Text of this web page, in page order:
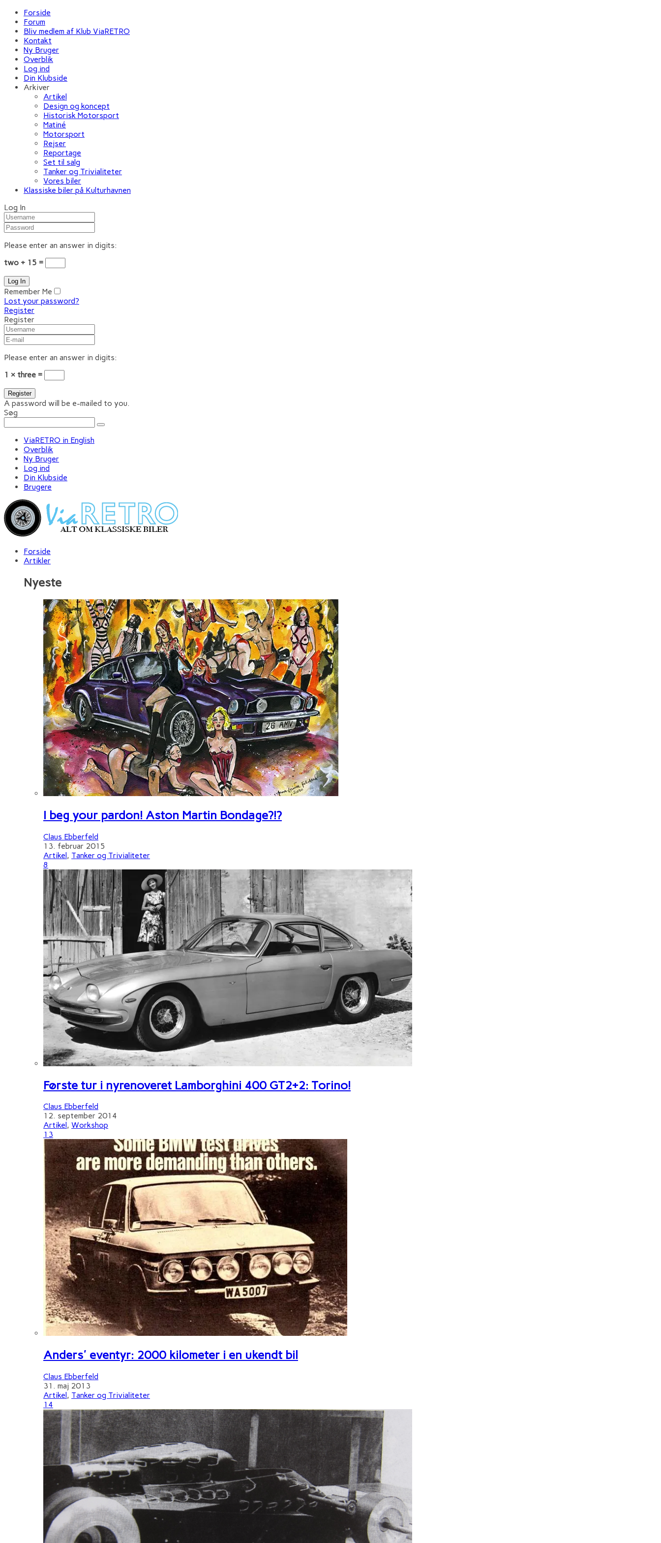
Forside
Forum
Bliv medlem af Klub ViaRETRO
Kontakt
Ny Bruger
Overblik
Log ind
Din Klubside
Arkiver
Artikel
Design og koncept
Historisk Motorsport
Matiné
Motorsport
Rejser
Reportage
Set til salg
Tanker og Trivialiteter
Vores biler
Klassiske biler på Kulturhavnen
Log In
Please enter an answer in digits:
two + 15 =
Remember Me
Lost your password?
Register
Register
Please enter an answer in digits:
1 × three =
A password will be e-mailed to you.
Søg
ViaRETRO in English
Overblik
Ny Bruger
Log ind
Din Klubside
Brugere
Forside
Artikler
Nyeste
I beg your pardon! Aston Martin Bondage?!?
Claus Ebberfeld
13. februar 2015
Artikel, Tanker og Trivialiteter
8
Første tur i nyrenoveret Lamborghini 400 GT2+2: Torino!
Claus Ebberfeld
12. september 2014
Artikel , Workshop
13
Anders' eventyr: 2000 kilometer i en ukendt bil
Claus Ebberfeld
31. maj 2013
Artikel , Tanker og Trivialiteter
14